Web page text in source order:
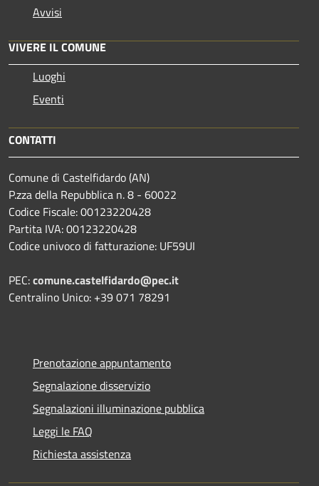
Avvisi
VIVERE IL COMUNE
Luoghi
Eventi
CONTATTI
Comune di Castelfidardo (AN)
P.zza della Repubblica n. 8 - 60022
Codice Fiscale: 00123220428
Partita IVA: 00123220428
Codice univoco di fatturazione: UF59UI
PEC:comune.castelfidardo@pec.it
Centralino Unico: +39 071 78291
Prenotazione appuntamento
Segnalazione disservizio
Segnalazioni illuminazione pubblica
Leggi le FAQ
Richiesta assistenza